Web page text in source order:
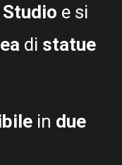
e si
di statue
in due